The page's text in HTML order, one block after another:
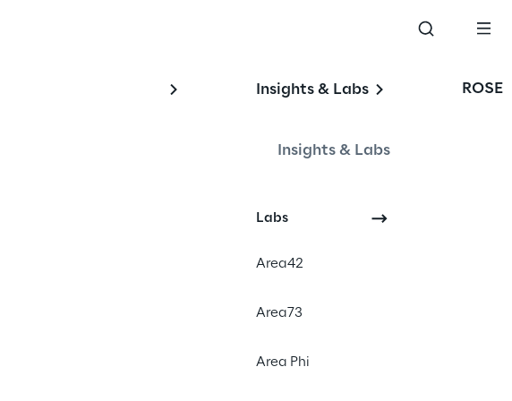
Insights & Labs
Insights & Labs
Labs
Area42
Area73
Area Phi
ROSE